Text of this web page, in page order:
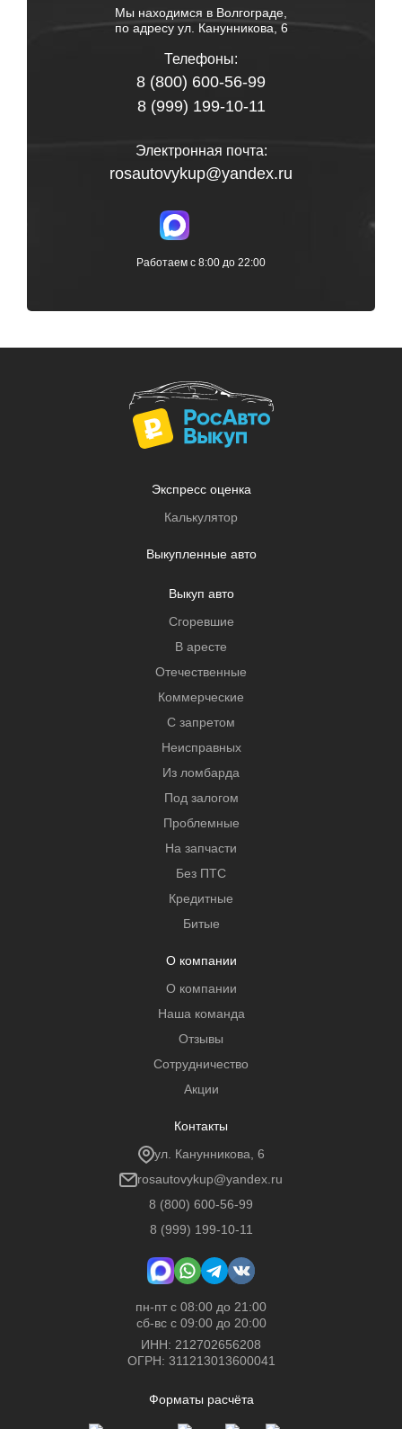
Мы находимся в Волгограде,
по адресу ул. Канунникова, 6
Телефоны:
8 (800) 600-56-99
8 (999) 199-10-11
Электронная почта:
rosautovykup@yandex.ru
Работаем с 8:00 до 22:00
Экспресс оценка
Калькулятор
Выкупленные авто
Выкуп авто
Сгоревшие
В аресте
Отечественные
Коммерческие
С запретом
Неисправных
Из ломбарда
Под залогом
Проблемные
На запчасти
Без ПТС
Кредитные
Битые
О компании
О компании
Наша команда
Отзывы
Сотрудничество
Акции
Контакты
ул. Канунникова, 6
rosautovykup@yandex.ru
8 (800) 600-56-99
8 (999) 199-10-11
пн-пт с 08:00 до 21:00
сб-вс с 09:00 до 20:00
ИНН: 212702656208
ОГРН: 311213013600041
Форматы расчёта